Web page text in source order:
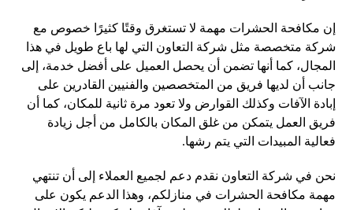
إن مكافحة الحشرات مهمة لا تستغرق وقتًا كثيرًا خصوص مع
شركة متخصصة مثل شركة التعاون التي لها باع طويل في هذا
المجال، كما أنها تضمن أن يحصل العميل على أفضل خدمة، إلى
جانب أن لديها فريق من المتخصصين والفنيين القادرين على
إبادة الآفات وكذلك القوارض ولا تعود مرة ثانية للمكان، كما أن
فريق العمل يتمكن من غلق المكان بالكامل من أجل زيادة
فعالية المبيدات التي يتم رشها.
نحن في شركة التعاون نقدم دعم لجميع العملاء إلى أن تنتهي
مهمة مكافحة الحشرات في منازلكم، وهذا الدعم يكون على